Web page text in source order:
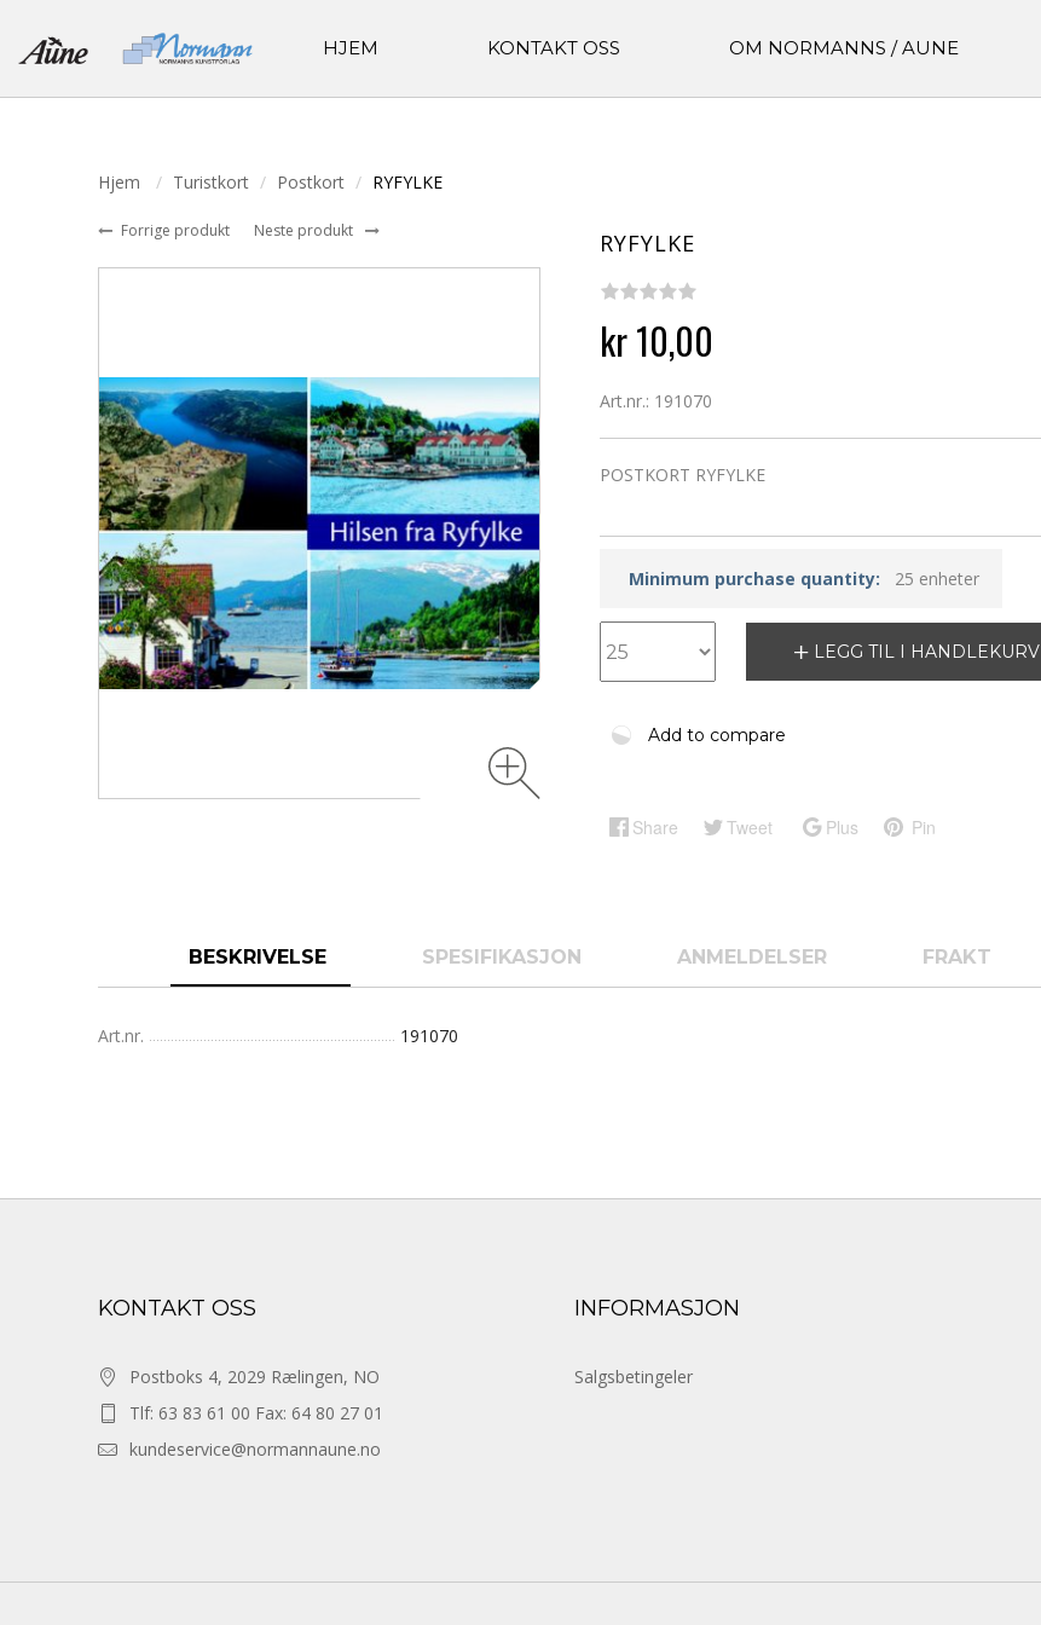
HJEM KONTAKT OSS OM NORMANNS / AUNE
Hjem Turistkort Postkort RYFYLKE
Forrige produkt Neste produkt RYFYLKE
kr 10,00
Art.nr.: 191070
POSTKORT RYFYLKE
Minimum purchase quantity: 25 enheter
LEGG TIL I HANDLEKURV
Add to compare
Share Tweet Plus Pin
BESKRIVELSE SPESIFIKASJON ANMELDELSER FRAKT
Art.nr. 191070
KONTAKT OSS
Postboks 4, 2029 Rælingen, NO
Tlf: 63 83 61 00 Fax: 64 80 27 01
kundeservice@normannaune.no
INFORMASJON
Salgsbetingeler